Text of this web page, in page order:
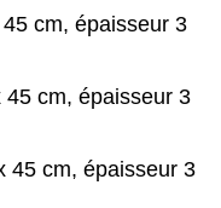
cm, épaisseur 3
45 cm, épaisseur 3
45 cm, épaisseur 3